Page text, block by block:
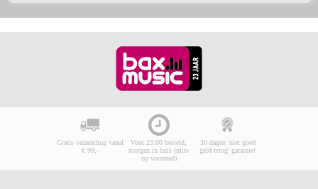
Gratis verzending vanaf
€ 99,-
Voor 23:00 besteld,
morgen in huis (mits
op voorraad)
30 dagen 'niet goed
geld terug' garantie!